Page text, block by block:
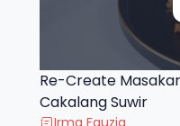
Re-Create
Cakalang Suwir
Irma Fauzia